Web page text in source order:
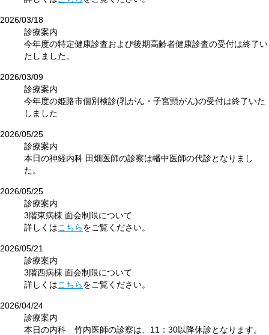
2026/03/18
診療案内
今年度の特定健康診査および後期高齢者健康診査の受付は終了い
たしました。
2026/03/09
診療案内
今年度の姫路市個別検診(乳がん・子宮頸がん)の受付は終了いた
しました
2026/05/25
診療案内
本日の神経内科 田畑医師の診察は幡中医師の代診となりまし
た。
2026/05/25
診療案内
3階東病棟 面会制限について
詳しくはこちらをご覧ください。
2026/05/21
診療案内
3階西病棟 面会制限について
詳しくはこちらをご覧ください。
2026/04/24
診療案内
本日の内科 竹内医師の診察は、11：30以降休診となります。